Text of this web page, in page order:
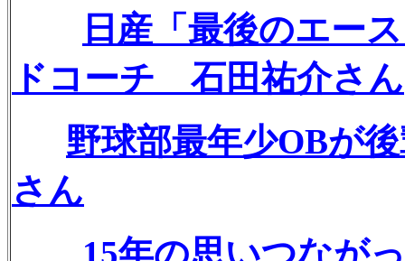
日産「最後のエー
ドコーチ 石田祐介さん
野球部最年少OBが
さん